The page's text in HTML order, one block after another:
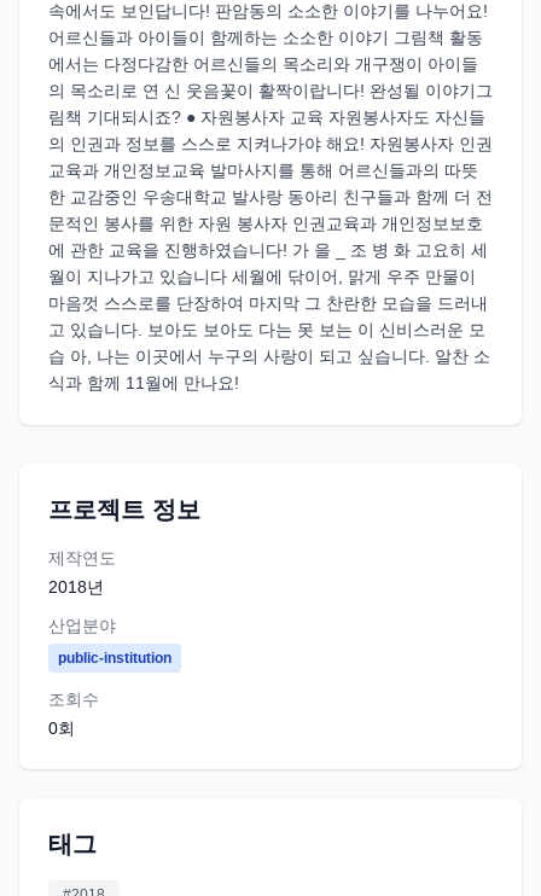
속에서도 보인답니다! 판암동의 소소한 이야기를 나누어요!
어르신들과 아이들이 함께하는 소소한 이야기 그림책 활동
에서는 다정다감한 어르신들의 목소리와 개구쟁이 아이들
의 목소리로 연 신 웃음꽃이 활짝이랍니다! 완성될 이야기그
림책 기대되시죠? ● 자원봉사자 교육 자원봉사자도 자신들
의 인권과 정보를 스스로 지켜나가야 해요! 자원봉사자 인권
교육과 개인정보교육 발마사지를 통해 어르신들과의 따뜻
한 교감중인 우송대학교 발사랑 동아리 친구들과 함께 더 전
문적인 봉사를 위한 자원 봉사자 인권교육과 개인정보보호
에 관한 교육을 진행하였습니다! 가 을 _ 조 병 화 고요히 세
월이 지나가고 있습니다 세월에 닦이어, 맑게 우주 만물이
마음껏 스스로를 단장하여 마지막 그 찬란한 모습을 드러내
고 있습니다. 보아도 보아도 다는 못 보는 이 신비스러운 모
습 아, 나는 이곳에서 누구의 사랑이 되고 싶습니다. 알찬 소
식과 함께 11월에 만나요!
프로젝트 정보
제작연도
2018년
산업분야
public-institution
조회수
0회
태그